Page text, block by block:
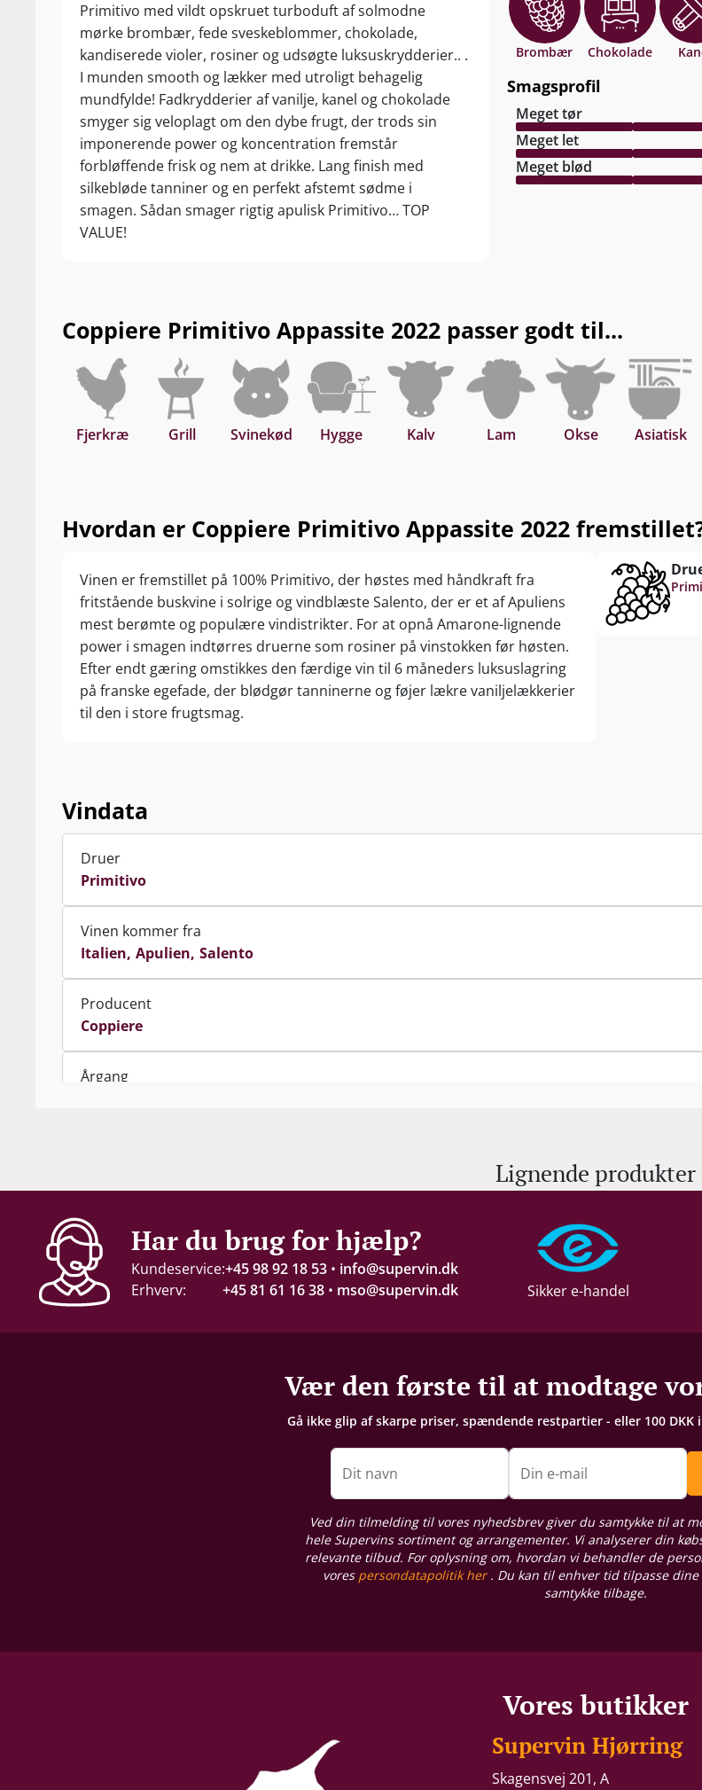
Primitivo med vildt opskruet turboduft af solmodne
mørke brombær, fede sveskeblommer, chokolade,
kandiserede violer, rosiner og udsøgte luksuskrydderier.. .
I munden smooth og lækker med utroligt behagelig
mundfylde! Fadkrydderier af vanilje, kanel og chokolade
smyger sig veloplagt om den dybe frugt, der trods sin
imponerende power og koncentration fremstår
forbløffende frisk og nem at drikke. Lang finish med
silkebløde tanniner og en perfekt afstemt sødme i
smagen. Sådan smager rigtig apulisk Primitivo… TOP
VALUE!
Brombær Chokolade
Smagsprofil
Meget tør
Meget let
Meget blød
Coppiere Primitivo Appassite 2022 passer godt til...
Fjerkræ Grill Svinekød Hygge Kalv Lam Okse Asiatisk
Hvordan er Coppiere Primitivo Appassite 2022
Vinen er fremstillet på 100% Primitivo, der høstes med håndkraft fra
fritstående buskvine i solrige og vindblæste Salento, der er et af Apuliens
mest berømte og populære vindistrikter. For at opnå Amarone-lignende
power i smagen indtørres druerne som rosiner på vinstokken før høsten.
Efter endt gæring omstikkes den færdige vin til 6 måneders luksuslagring
på franske egefade, der blødgør tanninerne og føjer lækre vaniljelækkerier
til den i store frugtsmag.
Vindata
Druer
Primitivo
Vinen kommer fra
Italien Apulien Salento
Producent
Coppiere
Årgang
Alkohol-%
14 %
Servering
Allergener
Lignende produkter
Har du brug for hjælp?
Kundeservice:+45 98 92 18 53 • info@supervin.dk
Erhverv:
+45 81 61 16 38 • mso@supervin.dk Sikker e-handel
Vær den første til at modtage
Gå ikke glip af skarpe priser, spændende restpartier - eller 100
Dit navn Din e-mail
Ved din tilmelding til vores nyhedsbrev giver du samtykke til at
hele Supervins sortiment og arrangementer. Vi analyserer din
relevante tilbud. For oplysning om, hvordan vi behandler de
vores persondatapolitik her. Du kan til enhver tid tilpasse
samtykke tilbage.
Vores butikker
Supervin Hjørring
Skagensvej 201, A